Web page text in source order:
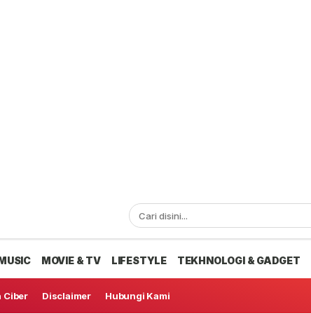
MOVIE & TV LIFESTYLE TEKHNOLOGI & GADGET
Ciber Disclaimer Hubungi Kami